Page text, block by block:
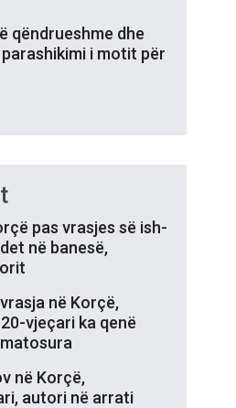
qëndrueshme dhe
i motit për
pas vrasjes së ish-
në banesë,
në Korçë,
vjeçari ka qenë
në Korçë,
autori në arrati